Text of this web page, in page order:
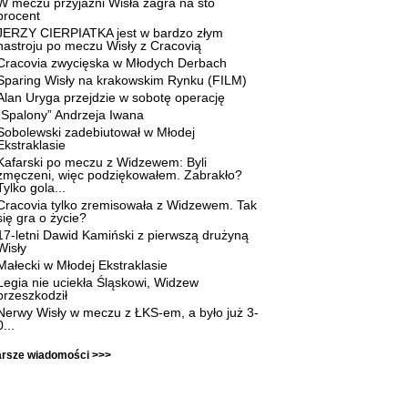
CIERPIATKA jest w bardzo złym
po meczu Wisły z Cracovią
zwycięska w Młodych Derbach
Wisły na krakowskim Rynku (FILM)
Uryga przejdzie w sobotę operację
Andrzeja Iwana
zadebiutował w Młodej
po meczu z Widzewem: Byli
więc podziękowałem. Zabrakło?
gola...
tylko zremisowała z Widzewem. Tak
gra o życie?
letni Dawid Kamiński z pierwszą drużyną
w Młodej Ekstraklasie
nie uciekła Śląskowi, Widzew
Wisły w meczu z ŁKS-em, a było już 3-
wiadomości >>>